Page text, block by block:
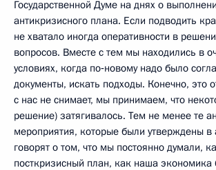
Государственной Думе на днях о
антикризисного плана. Если подводить
не хватало иногда оперативности в
вопросов. Вместе с тем мы находились в
условиях, когда по‑новому надо было
документы, искать подходы. Конечно, это
с нас не снимает, мы принимаем, что
решение) затягивалось. Тем не менее те
мероприятия, которые были утверждены
говорят о том, что мы постоянно думали,
посткризисный план, как наша экономика